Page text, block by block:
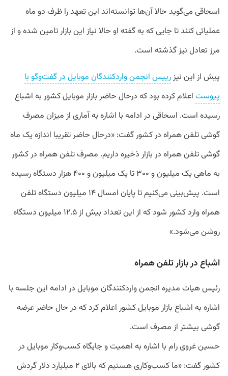
اسحاقی می‌گوید حالا آن‌ها توانسته‌اند این تعهد را ظرف دو ماه
عملیاتی کنند تا جایی که به گفته او حالا نیاز این بازار تامین شده و از
مرز تعادل نیز گذشته‌ است.
پیش از این نیزرییس انجمن واردکنندگان موبایل در گفت‌وگو با
پیوست اعلام کرده بود که درحال حاضر بازار موبایل کشور به اشباع
رسیده است. اسحاقی در ادامه با اشاره به آماری از میزان مصرف
گوشی تلفن همراه در کشور گفت: «درحال حاضر تقریبا اندازه یک ماه
گوشی تلفن همراه در بازار ذخیره داریم. مصرف تلفن همراه در کشور
به ماهی یک میلیون و ۳۰۰ تا یک میلیون و ۴۰۰ هزار دستگاه رسیده
است. پیش‌بینی می‌کنیم تا پایان امسال ۱۴ میلیون دستگاه تلفن
همراه وارد کشور شود که از این تعداد بیش از ۱۲.۵ میلیون دستگاه
روشن می‌شود.»
اشباع در بازار تلفن همراه
رئیس هیات مدیره انجمن واردکنندگان موبایل در ادامه این جلسه با
اشاره به اشباع بازار موبایل کشور اعلام کرد که در حال حاضر عرضه
گوشی بیشتر از مصرف است.
حسین غروی رام با اشاره به اهمیت و جایگاه کسب‌وکار موبایل در
کشور گفت: «ما کسب‌وکاری هستیم که بالای ۲ میلیارد دلار گردش